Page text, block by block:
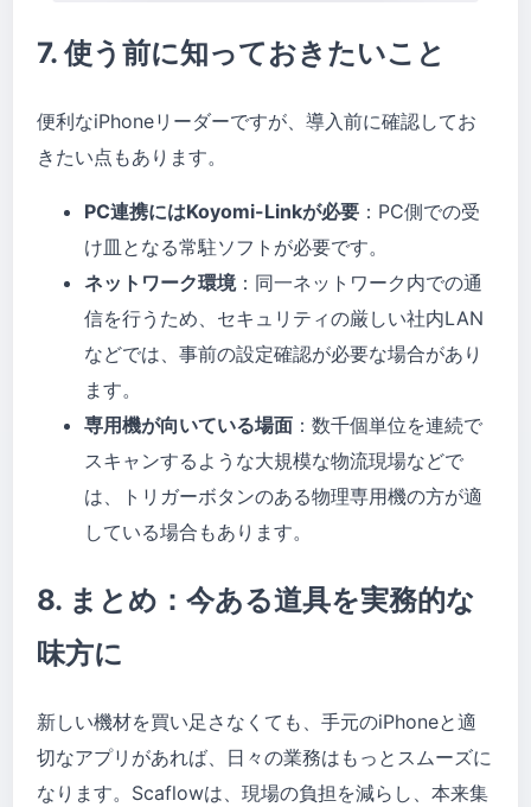
7. 使う前に知っておきたいこと
便利なiPhoneリーダーですが、導入前に確認してお
きたい点もあります。
PC連携にはKoyomi-Linkが必要 ：PC側での受
け皿となる常駐ソフトが必要です。
ネットワーク環境：同一ネットワーク内での通
信を行うため、セキュリティの厳しい社内LAN
などでは、事前の設定確認が必要な場合があり
ます。
専用機が向いている場面 ：数千個単位を連続で
スキャンするような大規模な物流現場などで
は、トリガーボタンのある物理専用機の方が適
している場合もあります。
8. まとめ：今ある道具を実務的な
味方に
新しい機材を買い足さなくても、手元のiPhoneと適
切なアプリがあれば、日々の業務はもっとスムーズに
なります。Scaflowは、現場の負担を減らし、本来集